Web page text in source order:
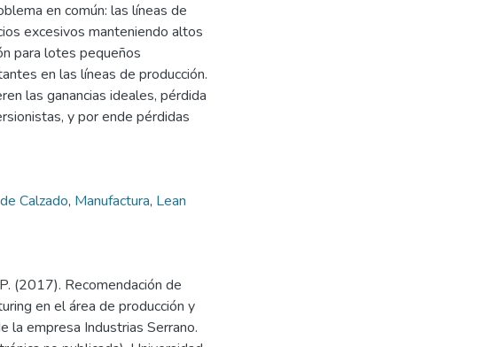
en común: las líneas de
excesivos manteniendo altos
para lotes pequeños
en las líneas de producción.
las ganancias ideales, pérdida
y por ende pérdidas
Calzado, Manufactura, Lean
(2017). Recomendación de
en el área de producción y
la empresa Industrias Serrano.